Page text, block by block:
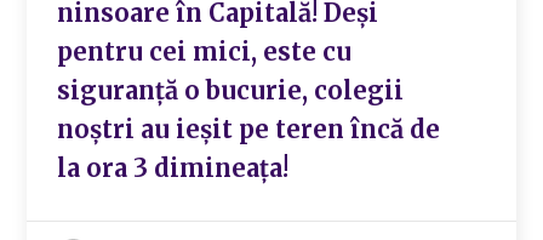
ninsoare în Capitală! Deși
pentru cei mici, este cu
siguranță o bucurie, colegii
noștri au ieșit pe teren încă de
la ora 3 dimineața!